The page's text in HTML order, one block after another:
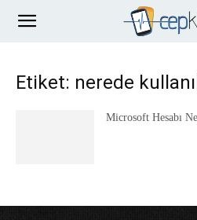
Etiket: nerede
Microsoft Hesabı